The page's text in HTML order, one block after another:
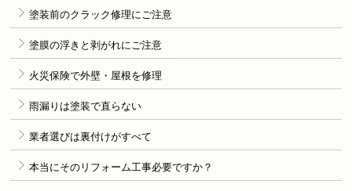
塗装前のクラック修理にご注意
塗膜の浮きと剥がれにご注意
火災保険で外壁・屋根を修理
雨漏りは塗装で直らない
業者選びは裏付けがすべて
本当にそのリフォーム工事必要ですか？